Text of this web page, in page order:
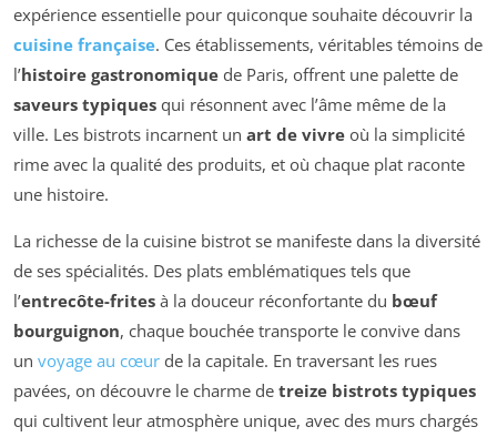
expérience essentielle pour quiconque souhaite découvrir la
cuisine française. Ces établissements, véritables témoins de
l’histoire gastronomique de Paris, offrent une palette de
saveurs typiques qui résonnent avec l’âme même de la
ville. Les bistrots incarnent un art de vivre où la simplicité
rime avec la qualité des produits, et où chaque plat raconte
une histoire.
La richesse de la cuisine bistrot se manifeste dans la diversité
de ses spécialités. Des plats emblématiques tels que
l’entrecôte-frites à la douceur réconfortante du bœuf
bourguignon, chaque bouchée transporte le convive dans
un voyage au cœur de la capitale. En traversant les rues
pavées, on découvre le charme de treize bistrots typiques
qui cultivent leur atmosphère unique, avec des murs chargés